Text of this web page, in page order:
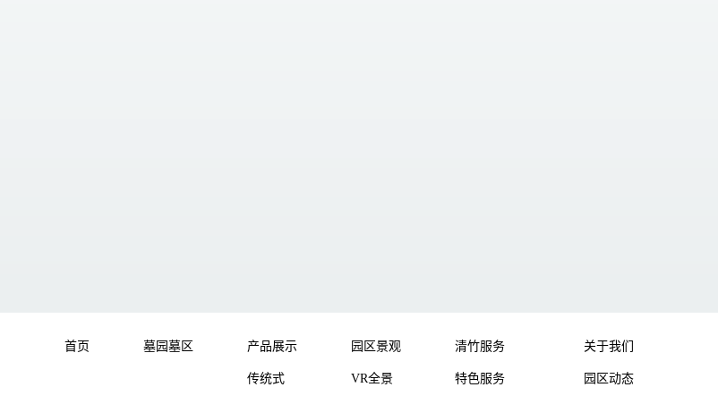
首页 墓园墓区 产品展示
传统式
园区景观
VR全景
清竹服务
特色服务
关于我们
园区动态